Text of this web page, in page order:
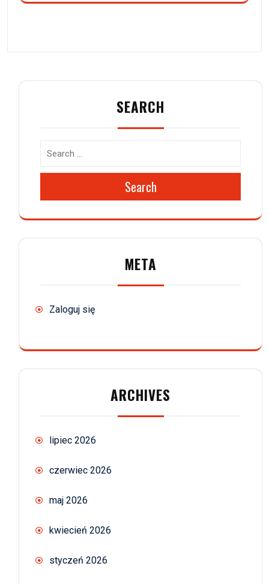
SEARCH
Search
META
Zaloguj się
ARCHIVES
lipiec 2026
czerwiec 2026
maj 2026
kwiecień 2026
styczeń 2026